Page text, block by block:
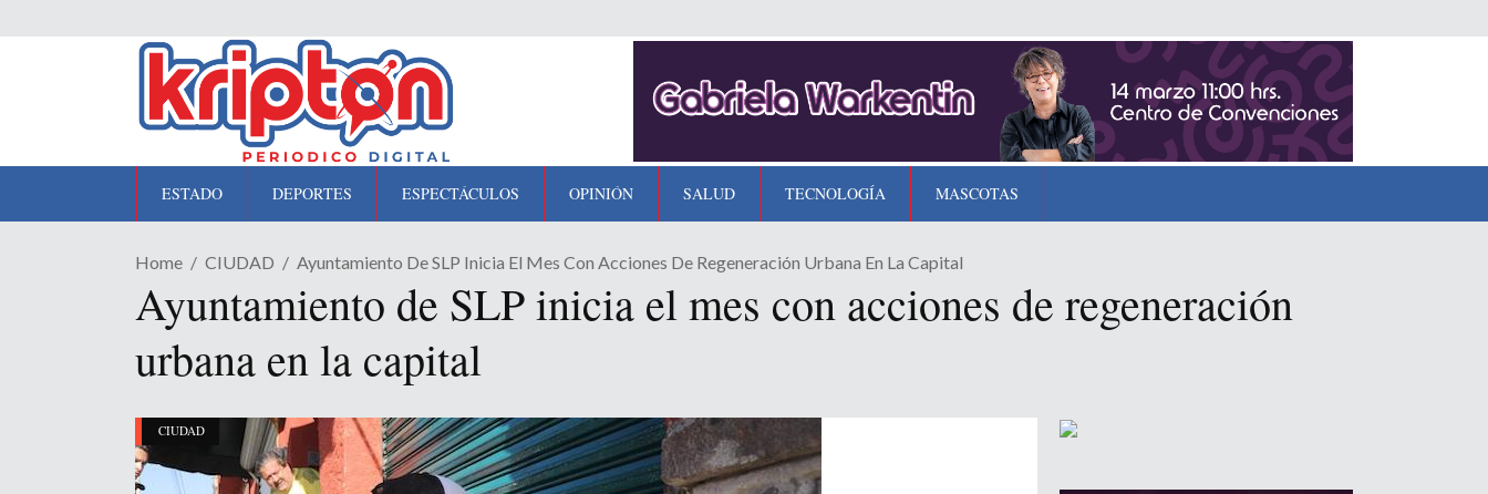
ESTADO DEPORTES ESPECTÁCULOS OPINIÓN SALUD TECNOLOGÍA MASCOTAS
Home CIUDAD Ayuntamiento De SLP Inicia El Mes Con Acciones De Regeneración Urbana En La Capital
Ayuntamiento de SLP inicia el mes con acciones de regeneración
urbana en la capital
CIUDAD